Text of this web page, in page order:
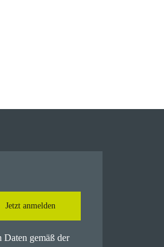
Jetzt anmelden
Daten gemäß der